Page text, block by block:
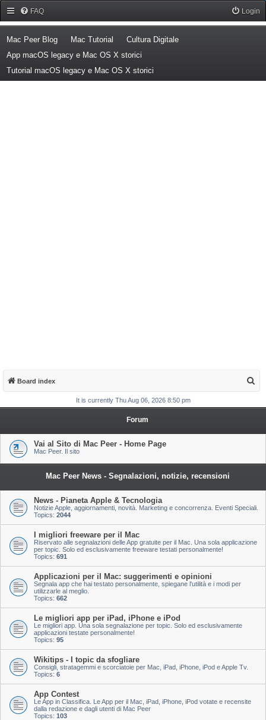
FAQ Login
Mac Peer Blog(Opens a new tab)
Mac Tutorial (Opens a new tab)
Cultura Digitale(Opens a new tab)
App macOS legacy e Mac OS X storici
Tutorial macOS legacy e Mac OS X storici
Board index
a
It is currently Thu Aug 06, 2026 8:50 pm
Forum
Vai al Sito di Mac Peer - Home Page
Mac Peer. Il sito
Mac Peer News - Segnalazioni, notizie, recensioni
News - Pianeta Apple & Tecnologia
Notizie Apple, aggiornamenti, novità. Marketing e concorrenza. Eventi Speciali.
Topics: 2044
I migliori freeware per il Mac
Riservato alle segnalazioni delle App gratuite per il Mac. Una sola applicazione
per topic. Solo ed esclusivamente freeware testati personalmente!
Topics: 691
Applicazioni per il Mac: suggerimenti e opinioni
Segnala app che hai testato personalmente, spiegane l'utilità e i modi per
utilizzarle al meglio.
Topics: 662
Le migliori app per iPad, iPhone e iPod
Le migliori app. Una sola segnalazione per topic. Solo ed esclusivamente
applicazioni testate personalmente!
Topics: 95
Wikitips - I topic da sfogliare
Consigli, stratagemmi e scorciatoie per Mac, iPad, iPhone, iPod e Apple Tv.
Topics: 6
App Contest
Le App in Classifica. Le App per il Mac, iPad, iPhone, iPod votate e recensite
dalla redazione e dagli utenti di Mac Peer
Topics: 103